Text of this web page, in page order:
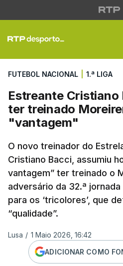
Estreante
FUTEBOL NACIONAL 1.ª LIGA
Estreante Cristiano
ter treinado
"vantagem"
O novo treinador do
Cristiano Bacci, assumiu
vantagem” ter treinado o
adversário da 32.ª
para os ‘tricolores’, que
“qualidade”.
Lusa / 1 Maio 2026, 16:42
ADICIONAR COMO